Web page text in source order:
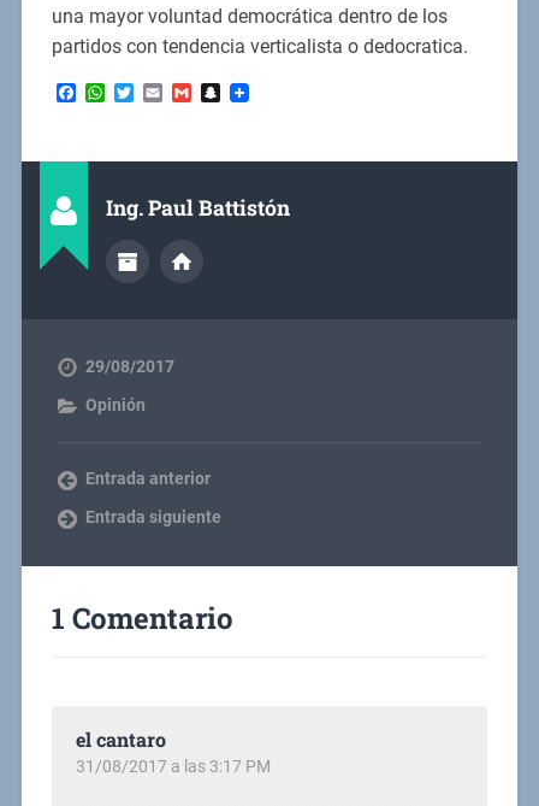
una mayor voluntad democrática dentro de los
partidos con tendencia verticalista o dedocratica.
Facebook
WhatsApp
Twitter
EmailGmailSnapchat
Ing. Paul Battistón
29/08/2017
Opinión
Entrada anterior
Entrada siguiente
1 Comentario
el cantaro
31/08/2017 a las 3:17 PM